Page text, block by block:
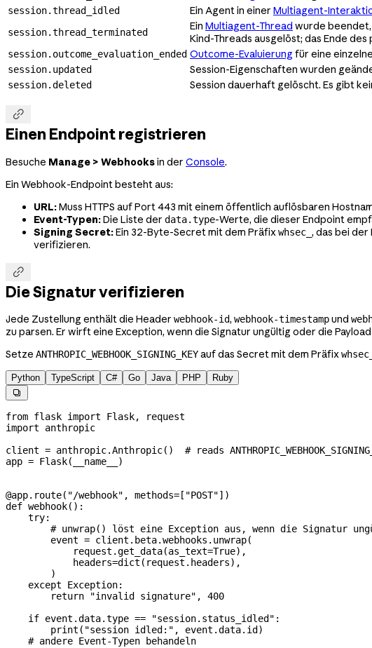
session.thread_idled Ein Agent in einer Multiagent-
session.thread_terminated Ein Multiagent-Thread wurde
Kind-Threads ausgelöst; das Ende
session.outcome_evaluation_ended Outcome-Evaluierung für eine
session.updated Session-Eigenschaften wurden
session.deleted Session dauerhaft gelöscht. Es gibt

Einen Endpoint registrieren
Besuche Manage > Webhooksin der Console.
Ein Webhook-Endpoint besteht aus:
URL:Muss HTTPS auf Port 443 mit einem öffentlich auflösbaren
Event-Typen:Die Liste der data.type-Werte, die dieser Endpoint
Signing Secret:Ein 32-Byte-Secret mit dem Präfixwhsec_ , das bei
verifizieren.

Die Signatur verifizieren
Jede Zustellung enthält die Header webhook-id, webhook-timestampund
zu parsen. Er wirft eine Exception, wenn die Signatur ungültig oder die
Setze ANTHROPIC_WEBHOOK_SIGNING_KEYauf das Secret mit dem Präfixwhsec_
Python TypeScript C# Go Java PHP Ruby

from flask import Flask, request
import anthropic
client = anthropic.Anthropic() # reads
app = Flask( __name__ )
@app.route( "/webhook" , methods= [ "POST"])
def webhook():
    try
:
# unwrap() löst eine Exception aus, wenn die Signatur
        event
= client.beta.webhooks.unwrap(
            request.get_data(
as_text=True),
            headers
=dict (request.headers),
        )
    except
Exception:
        return
"invalid signature" , 400
    if
event.data.type == "session.status_idled" :
        print
( "session idled:" , event.data.id)
    # andere Event-Typen behandeln